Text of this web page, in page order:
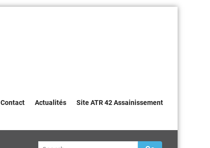
Contact Actualités Site ATR 42 Assainissement